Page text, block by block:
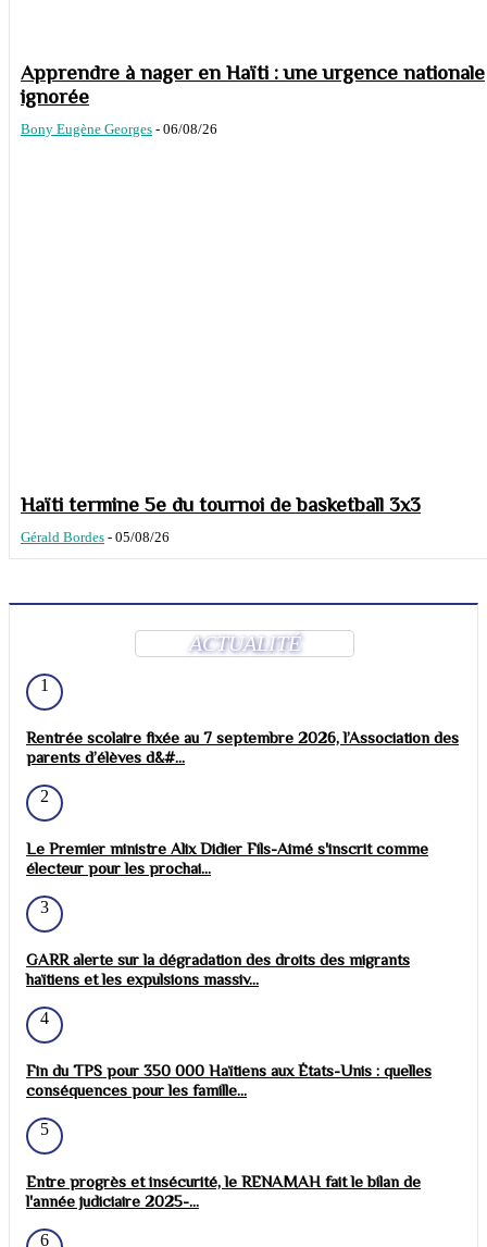
Apprendre à nager en Haïti : une urgence nationale
ignorée
Bony Eugène Georges - 06/08/26
Haïti termine 5e du tournoi de basketball 3x3
Gérald Bordes - 05/08/26
ACTUALITÉ
1
Rentrée scolaire fixée au 7 septembre 2026, l’Association des
parents d’élèves d&#...
2
Le Premier ministre Alix Didier Fils-Aimé s'inscrit comme
électeur pour les prochai...
3
GARR alerte sur la dégradation des droits des migrants
haïtiens et les expulsions massiv...
4
Fin du TPS pour 350 000 Haïtiens aux États-Unis : quelles
conséquences pour les famille...
5
Entre progrès et insécurité, le RENAMAH fait le bilan de
l'année judiciaire 2025-...
6